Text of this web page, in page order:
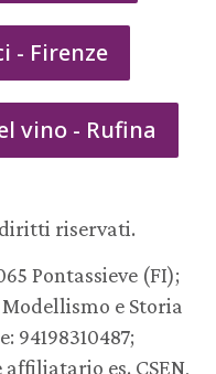
- Firenze
vino - Rufina
riservati.
Pontassieve (FI);
e Storia
94198310487;
affiliatario es. CSEN,